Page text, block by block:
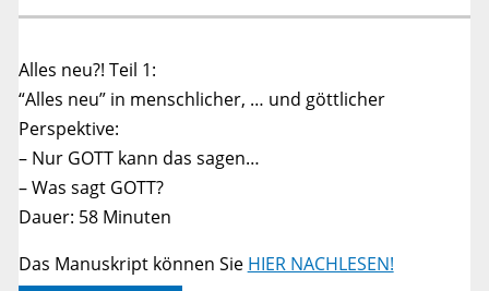
Alles neu?! Teil 1:
“Alles neu” in menschlicher, … und göttlicher
Perspektive:
– Nur GOTT kann das sagen…
– Was sagt GOTT?
Dauer: 58 Minuten
Das Manuskript können Sie HIER NACHLESEN!